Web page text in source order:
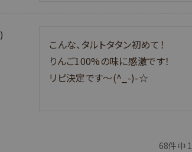
こんな、タルトタタン初めて！
りんご100%の味に感激です！
リピ決定です〜(^_-)-☆
68件中 1